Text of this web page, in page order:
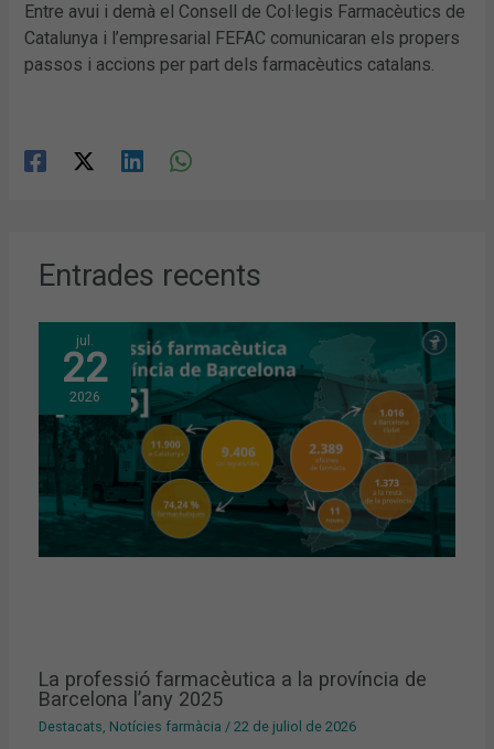
Entre avui i demà el Consell de Col·legis Farmacèutics de
Catalunya i l’empresarial FEFAC comunicaran els propers
passos i accions per part dels farmacèutics catalans.
Entrades recents
jul.
22
2026
La professió farmacèutica a la província de
Barcelona l’any 2025
Destacats, Notícies farmàcia /22 de juliol de 2026